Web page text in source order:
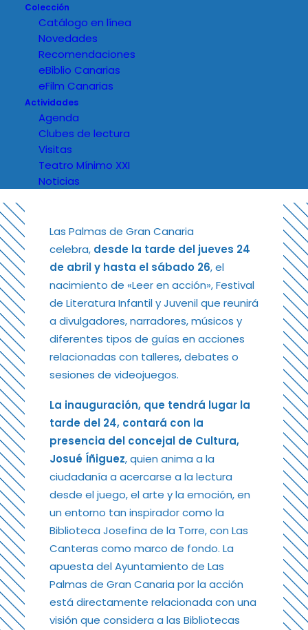
Colección
Catálogo en línea
Novedades
Recomendaciones
eBiblio Canarias
eFilm Canarias
Actividades
Agenda
Clubes de lectura
Visitas
Teatro Mínimo XXI
Noticias
Literatura Infantil y
Juvenil con
propuestas para
familias, docentes y
lectoras y lectores
curiosos e inquietos
jueves 24 de abril, 2025 - 10:30
Las Palmas de Gran Canaria
celebra, desde la tarde del jueves 24
de abril y hasta el sábado 26, el
nacimiento de «Leer en acción», Festival
de Literatura Infantil y Juvenil que reunirá
a divulgadores, narradores, músicos y
diferentes tipos de guías en acciones
relacionadas con talleres, debates o
sesiones de videojuegos.
La inauguración, que tendrá lugar la
tarde del 24, contará con la
presencia del concejal de Cultura,
Josué Íñiguez, quien anima a la
ciudadanía a acercarse a la lectura
desde el juego, el arte y la emoción, en
un entorno tan inspirador como la
Biblioteca Josefina de la Torre, con Las
Canteras como marco de fondo. La
apuesta del Ayuntamiento de Las
Palmas de Gran Canaria por la acción
está directamente relacionada con una
visión que considera a las Bibliotecas